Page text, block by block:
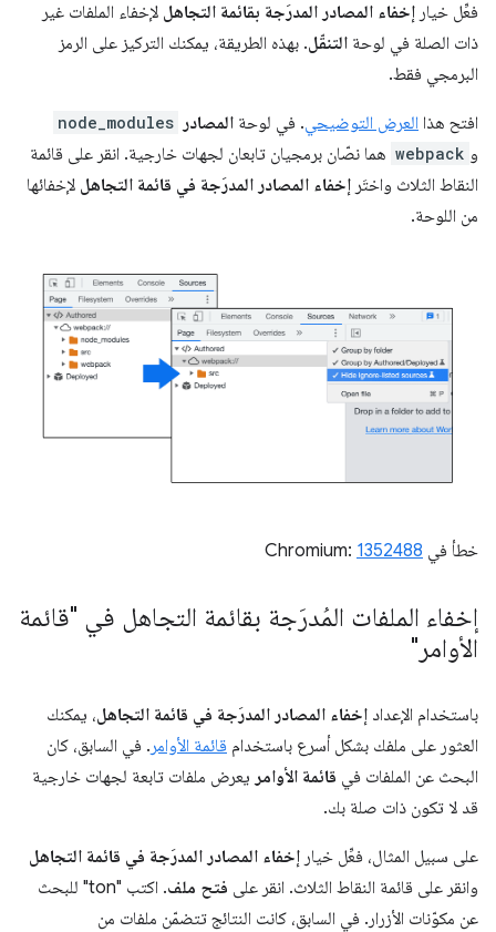
فعِّل خيار إخفاء المصادر المدرَجة بقائمة التجاهل لإخفاء الملفات غير
ذات الصلة في لوحة التنقّل. بهذه الطريقة، يمكنك التركيز على الرمز
البرمجي فقط.
افتح هذا العرض التوضيحي. في لوحة المصادر node_modules
و webpack هما نصّان برمجيان تابعان لجهات خارجية. انقر على قائمة
النقاط الثلاث واختَر إخفاء المصادر المدرَجة في قائمة التجاهل لإخفائها
من اللوحة.
خطأ في Chromium: 1352488
إخفاء الملفات المُدرَجة بقائمة التجاهل في "قائمة
الأوامر"
باستخدام الإعداد إخفاء المصادر المدرَجة في قائمة التجاهل، يمكنك
العثور على ملفك بشكل أسرع باستخدام قائمة الأوامر . في السابق، كان
البحث عن الملفات في قائمة الأوامر يعرض ملفات تابعة لجهات خارجية
قد لا تكون ذات صلة بك.
على سبيل المثال، فعِّل خيار إخفاء المصادر المدرَجة في قائمة التجاهل
وانقر على قائمة النقاط الثلاث. انقر على فتح ملف
. اكتب "ton" للبحث
عن مكوّنات الأزرار. في السابق، كانت النتائج تتضمّن ملفات من